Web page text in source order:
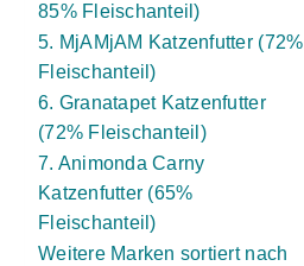
85% Fleischanteil)
5. MjAMjAM Katzenfutter (72%
Fleischanteil)
6. Granatapet Katzenfutter
(72% Fleischanteil)
7. Animonda Carny
Katzenfutter (65%
Fleischanteil)
Weitere Marken sortiert nach